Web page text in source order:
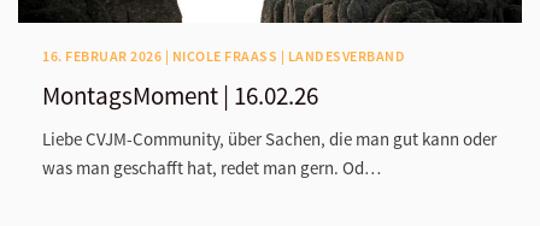
16. FEBRUAR 2026 | NICOLE FRAASS | LANDESVERBAND
MontagsMoment | 16.02.26
Liebe CVJM-Community, über Sachen, die man gut kann oder
was man geschafft hat, redet man gern. Od…